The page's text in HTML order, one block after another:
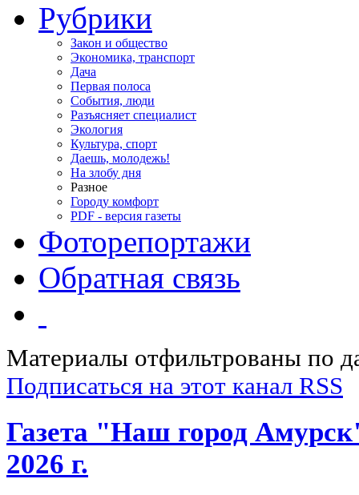
Рубрики
Закон и общество
Экономика, транспорт
Дача
Первая полоса
События, люди
Разъясняет специалист
Экология
Культура, спорт
Даешь, молодежь!
На злобу дня
Разное
Городу комфорт
PDF - версия газеты
Фоторепортажи
Обратная связь
Материалы отфильтрованы по
Подписаться на этот канал RSS
Газета "Наш город
2026 г.